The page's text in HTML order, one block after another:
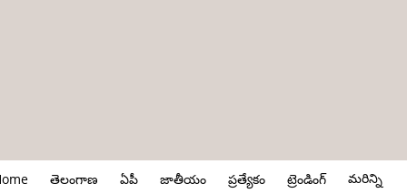
తెలంగాణ ఏపీ జాతీయం ప్రత్యేకం ట్రెండింగ్ మరిన్ని